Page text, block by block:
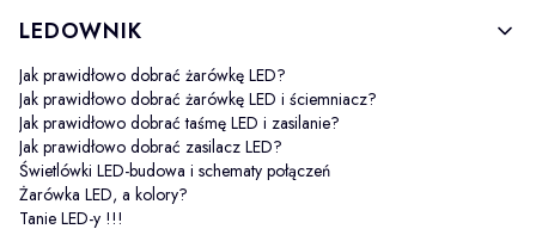
LEDOWNIK
Jak prawidłowo dobrać żarówkę LED?
Jak prawidłowo dobrać żarówkę LED i ściemniacz?
Jak prawidłowo dobrać taśmę LED i zasilanie?
Jak prawidłowo dobrać zasilacz LED?
Świetlówki LED-budowa i schematy połączeń
Żarówka LED, a kolory?
Tanie LED-y !!!